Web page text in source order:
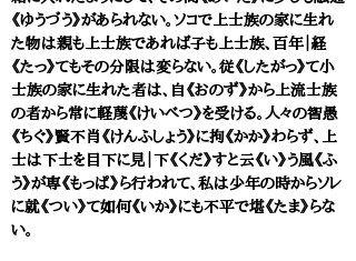
《ゆうづう》があられない。ソコで上士族の家に生れ
た物は親も上士族であれば子も上士族、百年｜経
《たっ》てもその分限は変らない。従《したがっ》て小
士族の家に生れた者は、自《おのず》から上流士族
の者から常に軽蔑《けいべつ》を受ける。人々の智愚
《ちぐ》賢不肖《けんふしょう》に拘《かか》わらず、上
士は下士を目下に見｜下《くだ》すと云《い》う風《ふ
う》が専《もっぱ》ら行われて、私は少年の時からソレ
に就《つい》て如何《いか》にも不平で堪《たま》らな
い。